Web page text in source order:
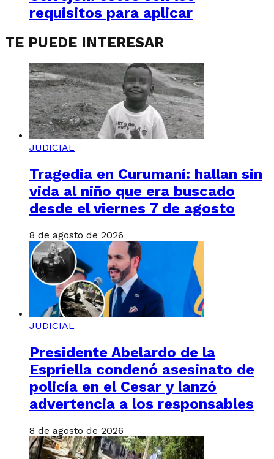
requisitos para aplicar
TE PUEDE INTERESAR
JUDICIAL
Tragedia en Curumaní: hallan sin
vida al niño que era buscado
desde el viernes 7 de agosto
8 de agosto de 2026
JUDICIAL
Presidente Abelardo de la
Espriella condenó asesinato de
policía en el Cesar y lanzó
advertencia a los responsables
8 de agosto de 2026